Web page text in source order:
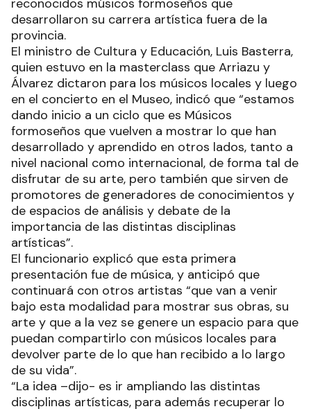
desarrollaron su carrera artística fuera de la
provincia.
El ministro de Cultura y Educación, Luis Basterra,
quien estuvo en la masterclass que Arriazu y
Álvarez dictaron para los músicos locales y luego
en el concierto en el Museo, indicó que “estamos
dando inicio a un ciclo que es Músicos
formoseños que vuelven a mostrar lo que han
desarrollado y aprendido en otros lados, tanto a
nivel nacional como internacional, de forma tal de
disfrutar de su arte, pero también que sirven de
promotores de generadores de conocimientos y
de espacios de análisis y debate de la
importancia de las distintas disciplinas
artísticas”.
El funcionario explicó que esta primera
presentación fue de música, y anticipó que
continuará con otros artistas “que van a venir
bajo esta modalidad para mostrar sus obras, su
arte y que a la vez se genere un espacio para que
puedan compartirlo con músicos locales para
devolver parte de lo que han recibido a lo largo
de su vida”.
“La idea –dijo- es ir ampliando las distintas
disciplinas artísticas, para además recuperar lo